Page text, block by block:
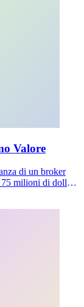
Valore
di un broker
75 milioni di dollari